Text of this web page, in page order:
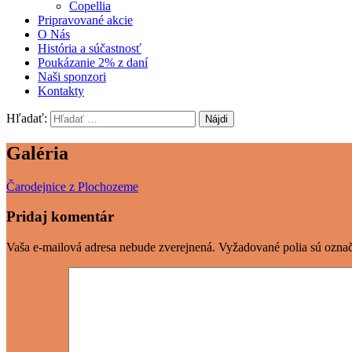
Copellia
Pripravované akcie
O Nás
História a súčastnosť
Poukázanie 2% z daní
Naši sponzori
Kontakty
Hľadať:
Galéria
Čarodejnice z Plochozeme
Pridaj komentár
Vaša e-mailová adresa nebude zverejnená. Vyžadované polia sú